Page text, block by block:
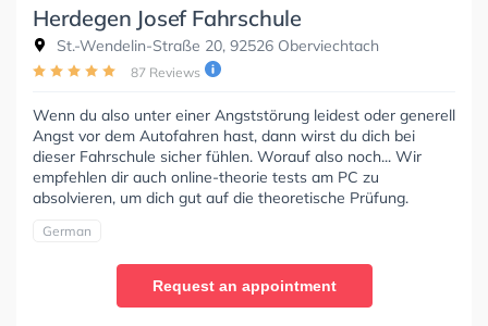
Herdegen Josef Fahrschule
St.-Wendelin-Straße 20, 92526 Oberviechtach
87 Reviews
Wenn du also unter einer Angststörung leidest oder generell
Angst vor dem Autofahren hast, dann wirst du dich bei
dieser Fahrschule sicher fühlen. Worauf also noch... Wir
empfehlen dir auch online-theorie tests am PC zu
absolvieren, um dich gut auf die theoretische Prüfung.
German
Request an appointment